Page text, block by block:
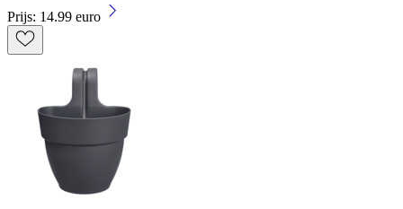
Prijs: 14.99 euro